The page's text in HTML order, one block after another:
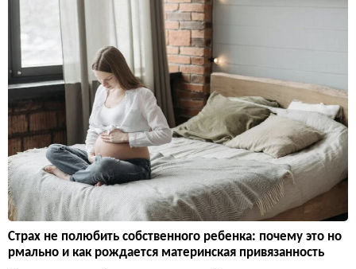
Страх не полюбить собственного ребенка: почему это но
рмально и как рождается материнская привязанность